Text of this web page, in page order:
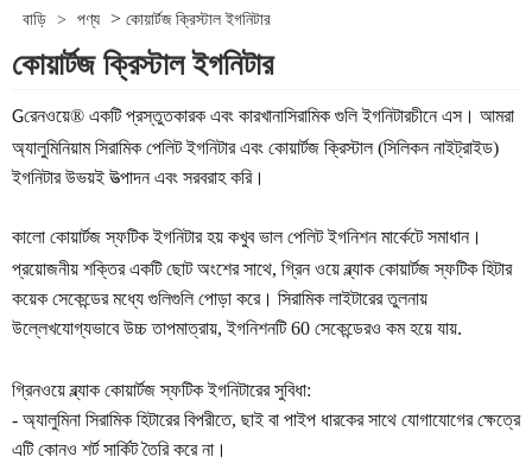
বাড়ি > পণ্য > কোয়ার্টজ ক্রিস্টাল ইগনিটার
কোয়ার্টজ ক্রিস্টাল ইগনিটার
Gরেনওয়ে® একটি প্রস্তুতকারক এবং কারখানাসিরামিক গুলি ইগনিটারচীনে এস। আমরা
অ্যালুমিনিয়াম সিরামিক পেলিট ইগনিটার এবং কোয়ার্টজ ক্রিস্টাল (সিলিকন নাইট্রাইড)
ইগনিটার উভয়ই উত্পাদন এবং সরবরাহ করি।
কালো কোয়ার্টজ স্ফটিক ইগনিটার হয় কখুব ভালপেলিট ইগনিশন মার্কেটে সমাধান।
প্রয়োজনীয় শক্তির একটি ছোট অংশের সাথে, গ্রিন ওয়ে ব্ল্যাক কোয়ার্টজ স্ফটিক হিটার
কয়েক সেকেন্ডের মধ্যে গুলিগুলি পোড়া করে। সিরামিক লাইটারের তুলনায়
উল্লেখযোগ্যভাবে উচ্চ তাপমাত্রায়, ইগনিশনটি 60 সেকেন্ডেরও কম হয়ে যায়.
গ্রিনওয়ে ব্ল্যাক কোয়ার্টজ স্ফটিক ইগনিটারের সুবিধা:
- অ্যালুমিনা সিরামিক হিটারের বিপরীতে, ছাই বা পাইপ ধারকের সাথে যোগাযোগের ক্ষেত্রে
এটি কোনও শর্ট সার্কিট তৈরি করে না।